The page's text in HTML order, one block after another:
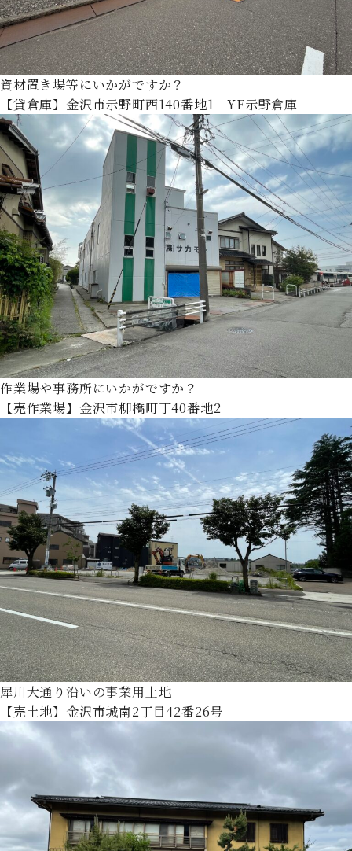
資材置き場等にいかがですか？
【貸倉庫】金沢市示野町西140番地1 YF示野倉庫
作業場や事務所にいかがですか？
【売作業場】金沢市柳橋町丁40番地2
犀川大通り沿いの事業用土地
【売土地】金沢市城南2丁目42番26号